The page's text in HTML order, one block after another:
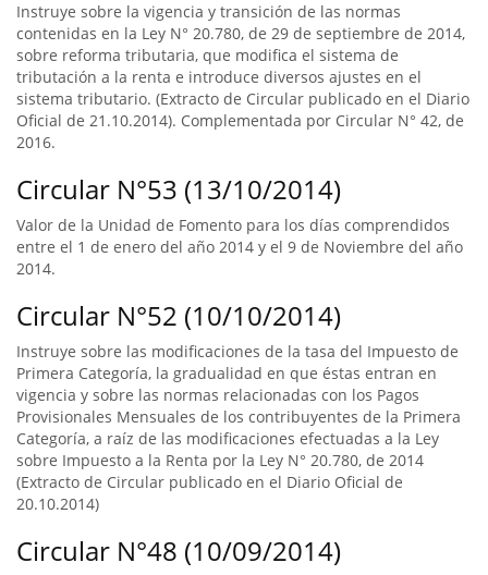
Instruye sobre la vigencia y transición de las normas
contenidas en la Ley N° 20.780, de 29 de septiembre de 2014,
sobre reforma tributaria, que modifica el sistema de
tributación a la renta e introduce diversos ajustes en el
sistema tributario. (Extracto de Circular publicado en el Diario
Oficial de 21.10.2014). Complementada por Circular N° 42, de
2016.
Circular N°53 (13/10/2014)
Valor de la Unidad de Fomento para los días comprendidos
entre el 1 de enero del año 2014 y el 9 de Noviembre del año
2014.
Circular N°52 (10/10/2014)
Instruye sobre las modificaciones de la tasa del Impuesto de
Primera Categoría, la gradualidad en que éstas entran en
vigencia y sobre las normas relacionadas con los Pagos
Provisionales Mensuales de los contribuyentes de la Primera
Categoría, a raíz de las modificaciones efectuadas a la Ley
sobre Impuesto a la Renta por la Ley N° 20.780, de 2014
(Extracto de Circular publicado en el Diario Oficial de
20.10.2014)
Circular N°48 (10/09/2014)